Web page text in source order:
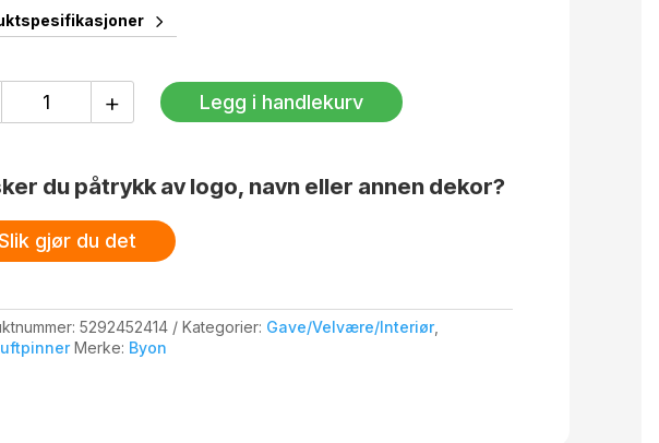
stoffer. For en bedre brennopplevelse, trim
før hvert bruk. Brennetid ca 30 timer.
Jordbær og Eple
Rose, Kanel og Sedertre
+ Legg i handlekurv
du påtrykk av logo, navn eller annen dekor?
gjør du det
5292452414 Kategorier: Gave/Velvære/Interiør,
Merke: Byon